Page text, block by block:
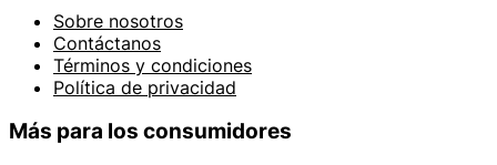
Sobre nosotros
Contáctanos
Términos y condiciones
Política de privacidad
Más para los consumidores